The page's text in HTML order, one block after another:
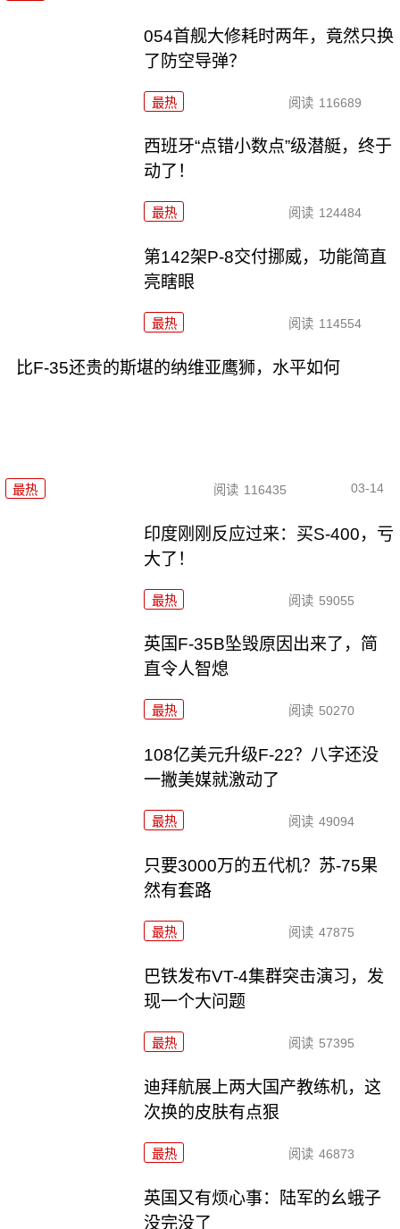
054首舰大修耗时两年，竟然只换
了防空导弹？
最热 阅读 116689
西班牙“点错小数点”级潜艇，终于
动了！
最热 阅读 124484
第142架P-8交付挪威，功能简直
亮瞎眼
最热 阅读 114554
比F-35还贵的斯堪的纳维亚鹰狮，水平如何
最热 阅读 116435 03-14
印度刚刚反应过来：买S-400，亏
大了！
最热 阅读 59055
英国F-35B坠毁原因出来了，简
直令人智熄
最热 阅读 50270
108亿美元升级F-22？八字还没
一撇美媒就激动了
最热 阅读 49094
只要3000万的五代机？苏-75果
然有套路
最热 阅读 47875
巴铁发布VT-4集群突击演习，发
现一个大问题
最热 阅读 57395
迪拜航展上两大国产教练机，这
次换的皮肤有点狠
最热 阅读 46873
英国又有烦心事：陆军的幺蛾子
没完没了